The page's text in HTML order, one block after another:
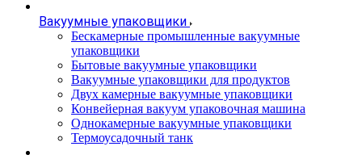
Вакуумные упаковщики
Бескамерные промышленные вакуумные
упаковщики
Бытовые вакуумные упаковщики
Вакуумные упаковщики для продуктов
Двух камерные вакуумные упаковщики
Конвейерная вакуум упаковочная машина
Однокамерные вакуумные упаковщики
Термоусадочный танк